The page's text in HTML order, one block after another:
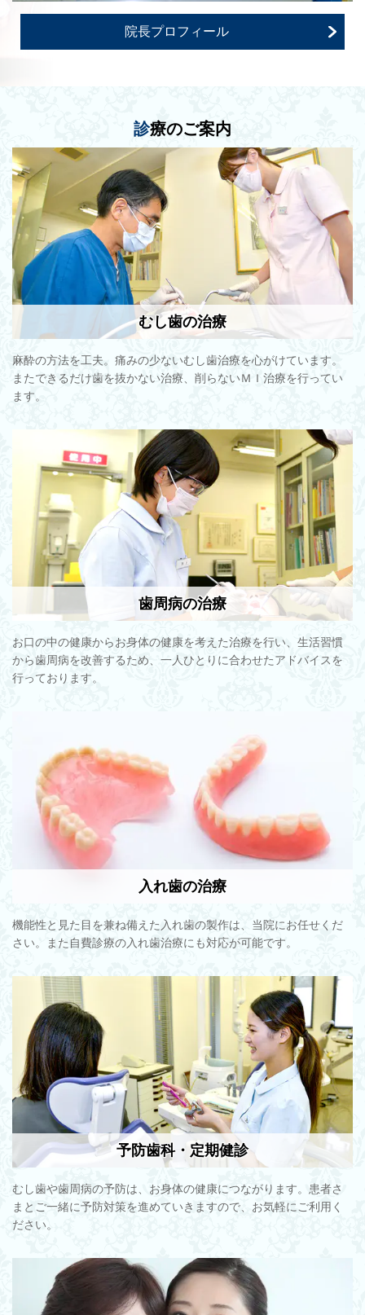
院長プロフィール
診療のご案内
むし歯の治療
麻酔の方法を工夫。痛みの少ないむし歯治療を心がけています。
またできるだけ歯を抜かない治療、削らないＭＩ治療を行ってい
ます。
歯周病の治療
お口の中の健康からお身体の健康を考えた治療を行い、生活習慣
から歯周病を改善するため、一人ひとりに合わせたアドバイスを
行っております。
入れ歯の治療
機能性と見た目を兼ね備えた入れ歯の製作は、当院にお任せくだ
さい。また自費診療の入れ歯治療にも対応が可能です。
予防歯科・定期健診
むし歯や歯周病の予防は、お身体の健康につながります。患者さ
まとご一緒に予防対策を進めていきますので、お気軽にご利用く
ださい。